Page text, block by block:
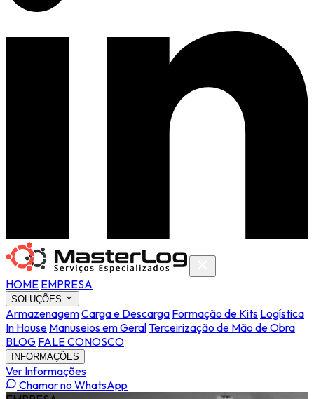
HOME EMPRESA
SOLUÇÕES
ArmazenagemCarga e Descarga Formação de Kits Logística
In House Manuseios em GeralTerceirização de Mão de Obra
BLOG FALE CONOSCO
INFORMAÇÕES
Ver Informações
Chamar no WhatsApp